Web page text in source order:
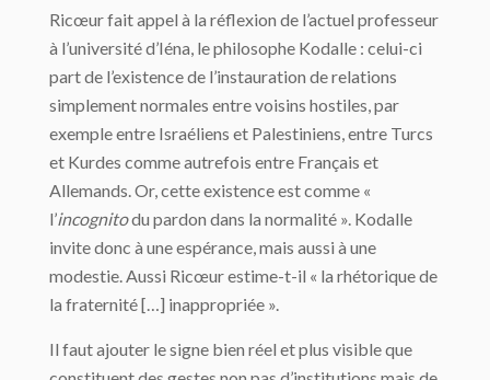
Ricœur fait appel à la réflexion de l’actuel professeur
à l’université d’Iéna, le philosophe Kodalle : celui-ci
part de l’existence de l’instauration de relations
simplement normales entre voisins hostiles, par
exemple entre Israéliens et Palestiniens, entre Turcs
et Kurdes comme autrefois entre Français et
Allemands. Or, cette existence est comme «
l’incognitodu pardon dans la normalité ». Kodalle
invite donc à une espérance, mais aussi à une
modestie. Aussi Ricœur estime-t-il « la rhétorique de
la fraternité […] inappropriée ».
Il faut ajouter le signe bien réel et plus visible que